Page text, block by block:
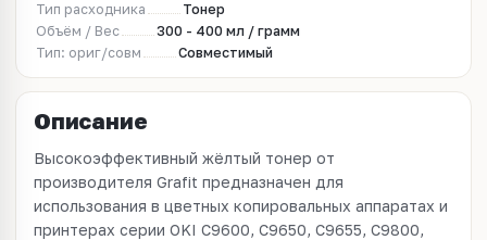
Тип расходника
Тонер
Объём / Вес
300 - 400 мл / грамм
Тип: ориг/совм
Совместимый
Описание
Высокоэффективный жёлтый тонер от
производителя Grafit предназначен для
использования в цветных копировальных аппаратах и
принтерах серии OKI C9600, C9650, C9655, C9800,